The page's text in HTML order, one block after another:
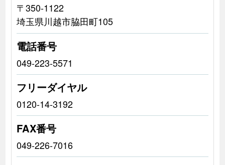
〒350-1122
埼玉県川越市脇田町105
電話番号
049-223-5571
フリーダイヤル
0120-14-3192
FAX番号
049-226-7016